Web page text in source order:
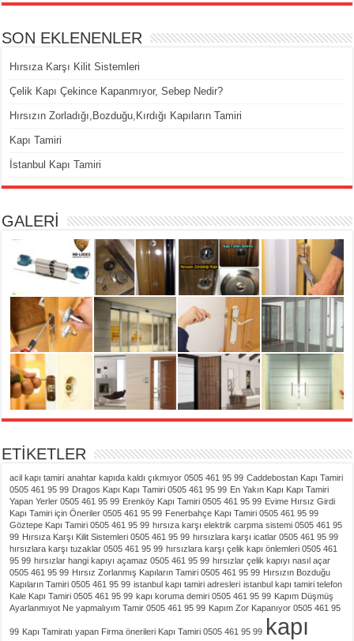
SON EKLENENLER
Hırsıza Karşı Kilit Sistemleri
Çelik Kapı Çekince Kapanmıyor, Sebep Nedir?
Hırsızın Zorladığı,Bozduğu,Kırdığı Kapıların Tamiri
Kapı Tamiri
İstanbul Kapı Tamiri
GALERİ
ETİKETLER
acil kapı tamiri anahtar kapıda kaldı çıkmıyor 0505 461 95 99 Caddebostan Kapı Tamiri
0505 461 95 99 Dragos Kapı Kapı Tamiri 0505 461 95 99 En Yakın Kapı Kapı Tamiri
Yapan Yerler 0505 461 95 99 Erenköy Kapı Tamiri 0505 461 95 99 Evime Hırsız Girdi
Kapı Tamiri için Öneriler 0505 461 95 99 Fenerbahçe Kapı Tamiri 0505 461 95 99
Göztepe Kapı Tamiri 0505 461 95 99 hırsıza karşı elektrik carpma sistemi 0505 461 95
99 Hırsıza Karşı Kilit Sistemleri 0505 461 95 99 hırsızlara karşı icatlar 0505 461 95 99
hırsızlara karşı tuzaklar 0505 461 95 99 hırsızlara karşı çelik kapı önlemleri 0505 461
95 99 hırsızlar hangi kapıyı açamaz 0505 461 95 99 hırsızlar çelik kapıyı nasıl açar
0505 461 95 99 Hırsız Zorlanmış Kapıların Tamiri 0505 461 95 99 Hırsızın Bozduğu
Kapıların Tamiri 0505 461 95 99 istanbul kapı tamiri adresleri istanbul kapı tamiri telefon
Kale Kapı Tamiri 0505 461 95 99 kapı koruma demiri 0505 461 95 99 Kapım Düşmüş
Ayarlanmıyot Ne yapmalıyım Tamir 0505 461 95 99 Kapım Zor Kapanıyor 0505 461 95
99 Kapı Tamiratı yapan Firma önerileri Kapı Tamiri 0505 461 95 99 kapı